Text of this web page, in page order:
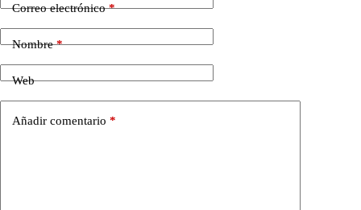
Correo electrónico*
Nombre*
Web
Añadir comentario *